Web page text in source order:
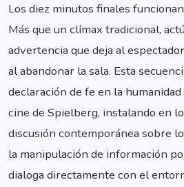
Los diez minutos finales
Más que un clímax tradicional,
advertencia que deja al
al abandonar la sala. Esta
declaración de fe en la
cine de Spielberg, instalando en
discusión contemporánea sobre
la manipulación de información
dialoga directamente con el